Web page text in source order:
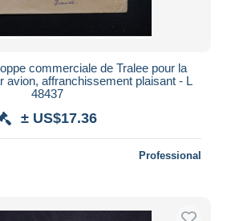
commerciale de Tralee pour la
avion, affranchissement plaisant - L
48437
± US$17.36
Professional